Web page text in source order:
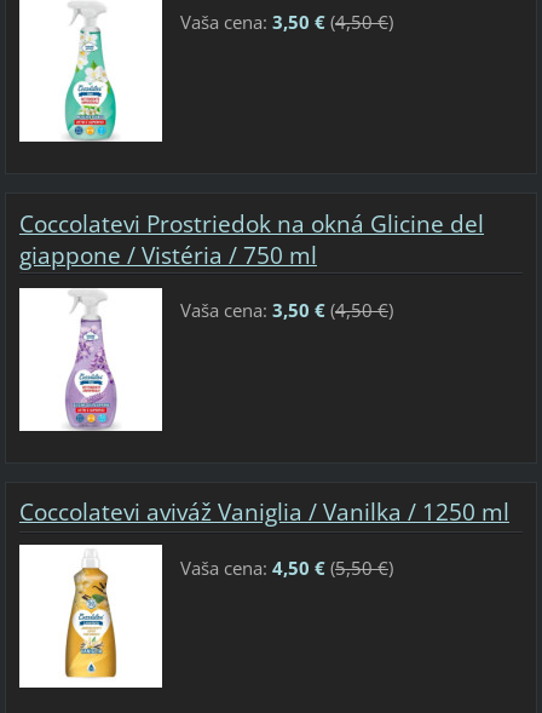
Vaša cena: 3,50 €(4,50 €)
Coccolatevi Prostriedok na okná Glicine del
giappone / Vistéria / 750 ml
Vaša cena: 3,50 €(4,50 €)
Coccolatevi aviváž Vaniglia / Vanilka / 1250 ml
Vaša cena: 4,50 €(5,50 €)